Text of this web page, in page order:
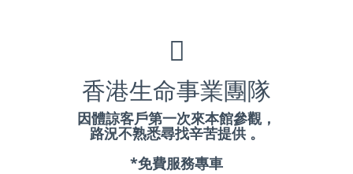
香港生命事業團隊
因體諒客戶第一次來本館參觀，
路況不熟悉尋找辛苦提供 。
*免費服務專車